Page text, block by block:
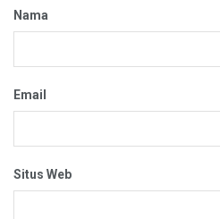
Nama
Email
Situs Web